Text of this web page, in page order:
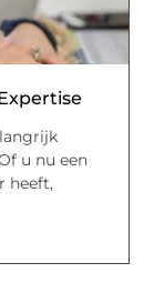
u nu een
heeft,